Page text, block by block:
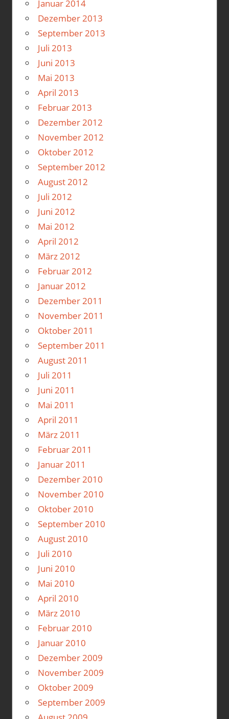
Januar 2014
Dezember 2013
September 2013
Juli 2013
Juni 2013
Mai 2013
April 2013
Februar 2013
Dezember 2012
November 2012
Oktober 2012
September 2012
August 2012
Juli 2012
Juni 2012
Mai 2012
April 2012
März 2012
Februar 2012
Januar 2012
Dezember 2011
November 2011
Oktober 2011
September 2011
August 2011
Juli 2011
Juni 2011
Mai 2011
April 2011
März 2011
Februar 2011
Januar 2011
Dezember 2010
November 2010
Oktober 2010
September 2010
August 2010
Juli 2010
Juni 2010
Mai 2010
April 2010
März 2010
Februar 2010
Januar 2010
Dezember 2009
November 2009
Oktober 2009
September 2009